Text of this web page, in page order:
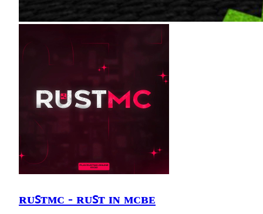
ʀᴜꜱᴛᴍᴄ - ʀᴜꜱᴛ ɪɴ ᴍᴄʙᴇ